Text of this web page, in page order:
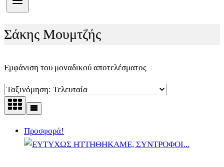
Σάκης Μουμτζής
Εμφάνιση του μοναδικού αποτελέσματος
Προσφορά!